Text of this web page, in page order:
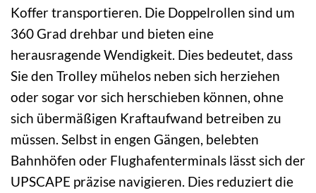
Koffer transportieren. Die Doppelrollen sind um
360 Grad drehbar und bieten eine
herausragende Wendigkeit. Dies bedeutet, dass
Sie den Trolley mühelos neben sich herziehen
oder sogar vor sich herschieben können, ohne
sich übermäßigen Kraftaufwand betreiben zu
müssen. Selbst in engen Gängen, belebten
Bahnhöfen oder Flughafenterminals lässt sich der
UPSCAPE präzise navigieren. Dies reduziert die